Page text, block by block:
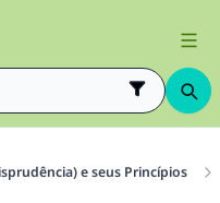
e seus Princípios